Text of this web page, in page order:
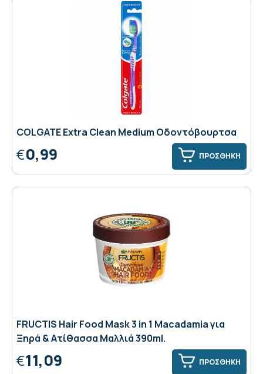
COLGATE Extra Clean Medium Οδοντόβουρτσα
€0,99 ΠΡΟΣΘΗΚΗ
FRUCTIS Hair Food Mask 3 in 1 Macadamia για
Ξηρά & Ατίθασσα Μαλλιά 390ml.
€11,09 ΠΡΟΣΘΗΚΗ